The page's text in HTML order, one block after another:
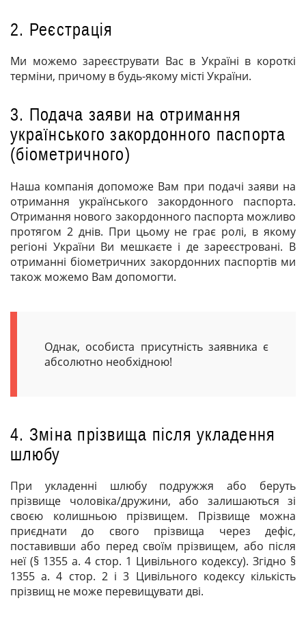
2. Реєстрація
Ми можемо зареєструвати Вас в Україні в короткі
терміни, причому в будь-якому місті України.
3. Подача заяви на отримання
українського закордонного паспорта
(біометричного)
Наша компанія допоможе Вам при подачі заяви на
отримання українського закордонного паспорта.
Отримання нового закордонного паспорта можливо
протягом 2 днів. При цьому не грає ролі, в якому
регіоні України Ви мешкаєте і де зареєстровані. В
отриманні біометричних закордонних паспортів ми
також можемо Вам допомогти.
Однак, особиста присутність заявника є
абсолютно необхідною!
4. Зміна прізвища після укладення
шлюбу
При укладенні шлюбу подружжя або беруть
прізвище чоловіка/дружини, або залишаються зі
своєю колишньою прізвищем. Прізвище можна
приєднати до свого прізвища через дефіс,
поставивши або перед своїм прізвищем, або після
неї (§ 1355 а. 4 стор. 1 Цивільного кодексу). Згідно §
1355 а. 4 стор. 2 і 3 Цивільного кодексу кількість
прізвищ не може перевищувати дві.